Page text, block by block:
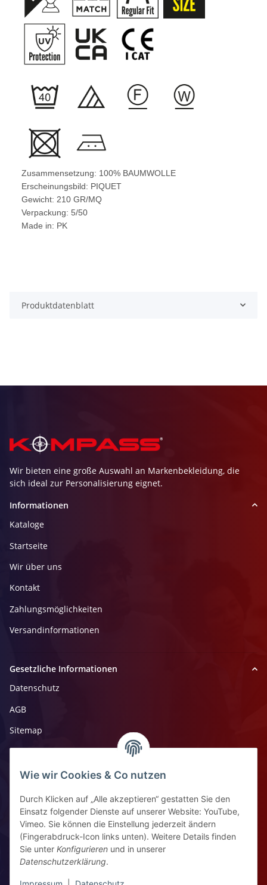
Wie wir Cookies & Co nutzen
Durch Klicken auf „Alle akzeptieren“ gestatten Sie den
Einsatz folgender Dienste auf unserer Website: YouTube,
Vimeo. Sie können die Einstellung jederzeit ändern
(Fingerabdruck-Icon links unten). Weitere Details finden
Sie unter Konfigurieren und in unserer
Datenschutzerklärung.
Zusammensetzung: 100% BAUMWOLLE
Erscheinungsbild: PIQUET
Gewicht: 210 GR/MQ
Verpackung: 5/50
Made in: PK
Produktdatenblatt
Wir bieten eine große Auswahl an Markenbekleidung, die
sich ideal zur Personalisierung eignet.
Informationen
Kataloge
Startseite
Wir über uns
Kontakt
Zahlungsmöglichkeiten
Versandinformationen
Gesetzliche Informationen
Datenschutz
AGB
Sitemap
Impressum
Widerrufsrecht
Kontaktinformationen
Ziegelhüttenstr 30, 64832 Babenhausen
+49 6073 7250531